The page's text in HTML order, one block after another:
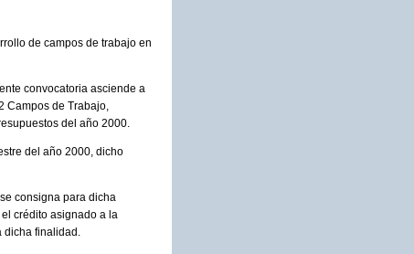
de campos de trabajo en
convocatoria asciende a
de Trabajo,
del año 2000.
del año 2000, dicho
consigna para dicha
crédito asignado a la
dicha finalidad.